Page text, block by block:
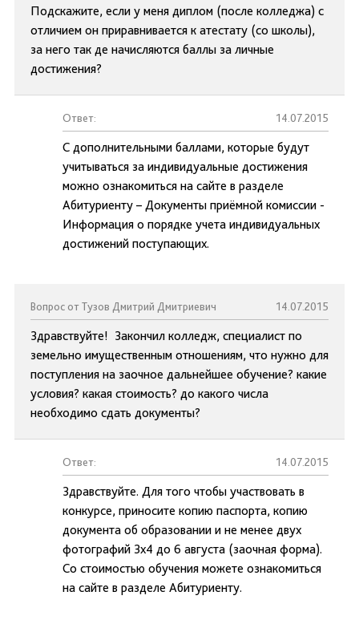
Подскажите, если у меня диплом (после колледжа) с
отличием он приравнивается к атестату (со школы),
за него так де начисляются баллы за личные
достижения?
Ответ: 14.07.2015
С дополнительными баллами, которые будут
учитываться за индивидуальные достижения
можно ознакомиться на сайте в разделе
Абитуриенту – Документы приёмной комиссии -
Информация о порядке учета индивидуальных
достижений поступающих.
Вопрос от Тузов Дмитрий Дмитриевич 14.07.2015
Здравствуйте! Закончил колледж, специалист по
земельно имущественным отношениям, что нужно для
поступления на заочное дальнейшее обучение? какие
условия? какая стоимость? до какого числа
необходимо сдать документы?
Ответ: 14.07.2015
Здравствуйте. Для того чтобы участвовать в
конкурсе, приносите копию паспорта, копию
документа об образовании и не менее двух
фотографий 3х4 до 6 августа (заочная форма).
Со стоимостью обучения можете ознакомиться
на сайте в разделе Абитуриенту.